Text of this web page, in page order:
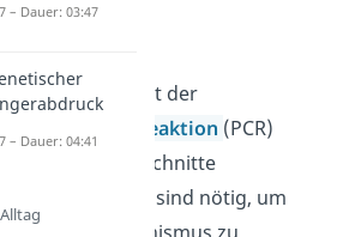
werden mit der
(PCR)
DNA-Abschnitte
. Diese sind nötig, um
– Dauer: 03:47
– Dauer: 04:41